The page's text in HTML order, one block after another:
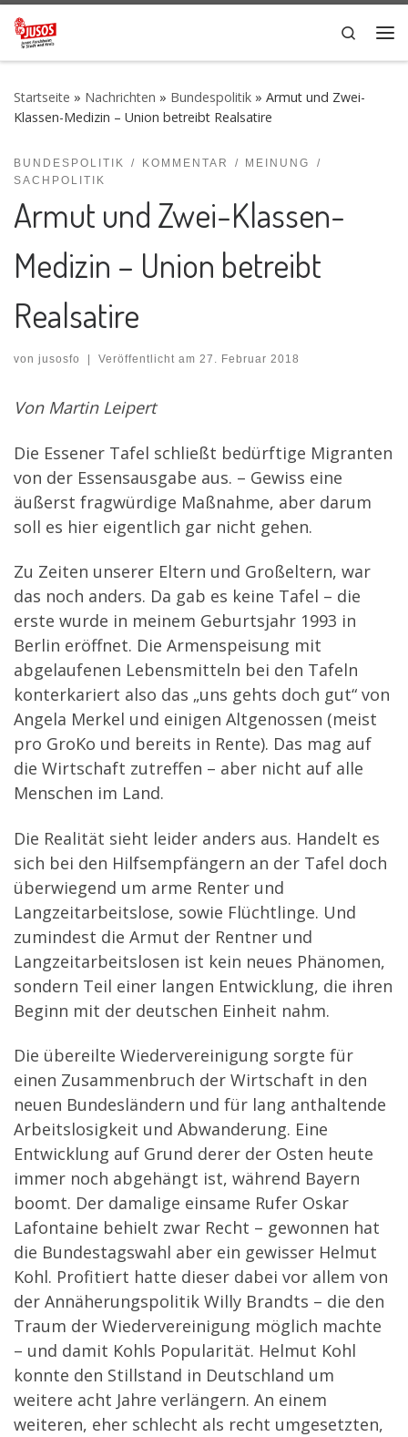
Zum Inhalt springen
Search
Startseite » Nachrichten » Bundespolitik » Armut und Zwei-
Klassen-Medizin – Union betreibt Realsatire
BUNDESPOLITIK KOMMENTAR
MEINUNG
SACHPOLITIK
Armut und Zwei-Klassen-
Medizin – Union betreibt
Realsatire
von jusosfo Veröffentlicht am 27. Februar 2018
Von Martin Leipert
Die Essener Tafel schließt bedürftige Migranten
von der Essensausgabe aus. – Gewiss eine
äußerst fragwürdige Maßnahme, aber darum
soll es hier eigentlich gar nicht gehen.
Zu Zeiten unserer Eltern und Großeltern, war
das noch anders. Da gab es keine Tafel – die
erste wurde in meinem Geburtsjahr 1993 in
Berlin eröffnet. Die Armenspeisung mit
abgelaufenen Lebensmitteln bei den Tafeln
konterkariert also das „uns gehts doch gut“ von
Angela Merkel und einigen Altgenossen (meist
pro GroKo und bereits in Rente). Das mag auf
die Wirtschaft zutreffen – aber nicht auf alle
Menschen im Land.
Die Realität sieht leider anders aus. Handelt es
sich bei den Hilfsempfängern an der Tafel doch
überwiegend um arme Renter und
Langzeitarbeitslose, sowie Flüchtlinge. Und
zumindest die Armut der Rentner und
Langzeitarbeitslosen ist kein neues Phänomen,
sondern Teil einer langen Entwicklung, die ihren
Beginn mit der deutschen Einheit nahm.
Die übereilte Wiedervereinigung sorgte für
einen Zusammenbruch der Wirtschaft in den
neuen Bundesländern und für lang anthaltende
Arbeitslosigkeit und Abwanderung. Eine
Entwicklung auf Grund derer der Osten heute
immer noch abgehängt ist, während Bayern
boomt. Der damalige einsame Rufer Oskar
Lafontaine behielt zwar Recht – gewonnen hat
die Bundestagswahl aber ein gewisser Helmut
Kohl. Profitiert hatte dieser dabei vor allem von
der Annäherungspolitik Willy Brandts – die den
Traum der Wiedervereinigung möglich machte
– und damit Kohls Popularität. Helmut Kohl
konnte den Stillstand in Deutschland um
weitere acht Jahre verlängern. An einem
weiteren, eher schlecht als recht umgesetzten,